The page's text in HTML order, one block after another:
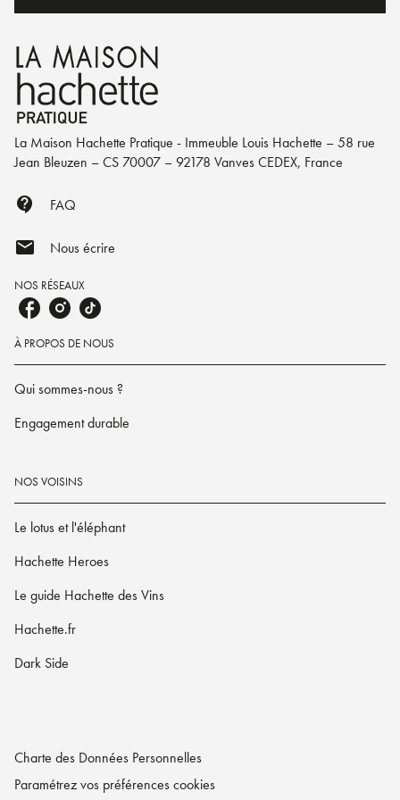
La Maison Hachette Pratique - Immeuble Louis Hachette – 58 rue
Jean Bleuzen – CS 70007 – 92178 Vanves CEDEX, France
contact_support FAQ
mail Nous écrire
NOS RÉSEAUX
À PROPOS DE NOUS
Qui sommes-nous ?
Engagement durable
NOS VOISINS
Le lotus et l'éléphant
Hachette Heroes
Le guide Hachette des Vins
Hachette.fr
Dark Side
Charte des Données Personnelles
Paramétrez vos préférences cookies